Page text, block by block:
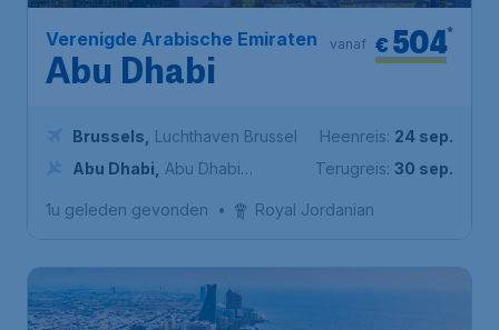
Verenigde Arabische Emiraten
Abu Dhabi
€ 504*
vanaf
Brussels
Luchthaven Brussel
Abu Dhabi
Abu Dhabi
Heenreis: 24 sep.
Terugreis: 30 sep.
1u geleden gevonden • Royal Jordanian